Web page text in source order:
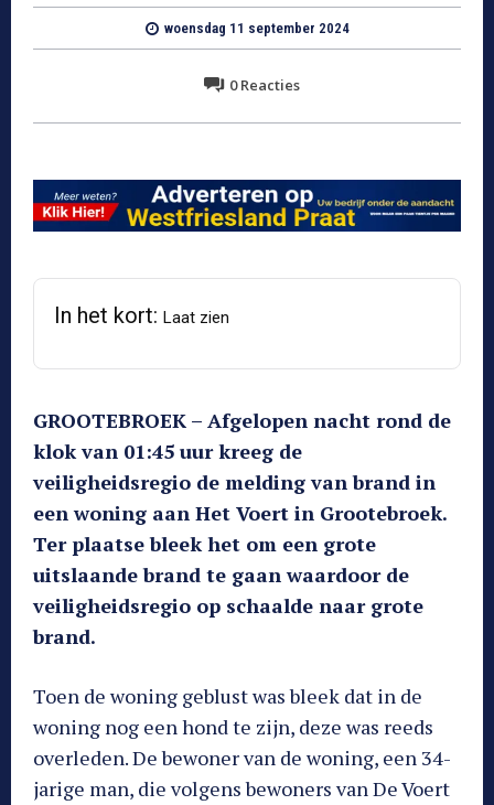
woensdag 11 september 2024
0Reacties
In het kort: Laat zien
GROOTEBROEK – Afgelopen nacht rond de
klok van 01:45 uur kreeg de
veiligheidsregio de melding van brand in
een woning aan Het Voert in Grootebroek.
Ter plaatse bleek het om een grote
uitslaande brand te gaan waardoor de
veiligheidsregio op schaalde naar grote
brand.
Toen de woning geblust was bleek dat in de
woning nog een hond te zijn, deze was reeds
overleden. De bewoner van de woning, een 34-
jarige man, die volgens bewoners van De Voert